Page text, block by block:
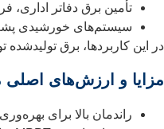
تأمین برق دفاتر
سیستم‌های خورشیدی پشت‌بامی
در این کاربردها، برق
مزایا و ارزش‌های
راندمان بالا برای